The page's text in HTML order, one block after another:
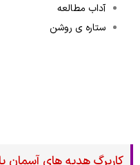
آداب مطالعه
ستاره ی روشن
کاربرگ هدیه های آسمان